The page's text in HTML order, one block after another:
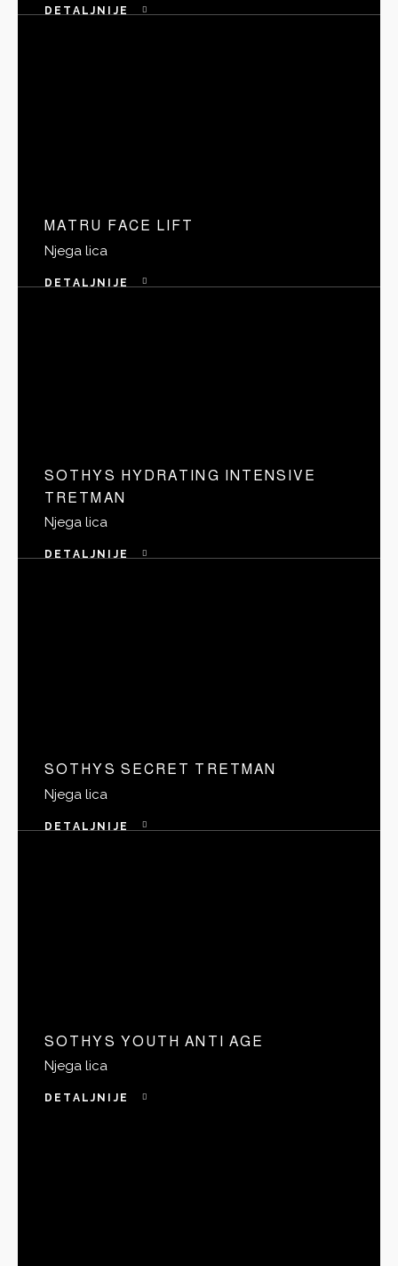
DETALJNIJE
MATRU FACE LIFT
Njega lica
DETALJNIJE
SOTHYS HYDRATING INTENSIVE
TRETMAN
Njega lica
DETALJNIJE
SOTHYS SECRET TRETMAN
Njega lica
DETALJNIJE
SOTHYS YOUTH ANTI AGE
Njega lica
DETALJNIJE